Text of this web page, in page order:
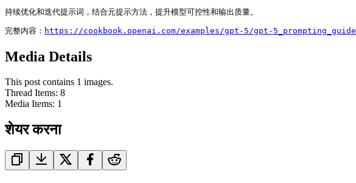
持续优化和迭代提示词，结合元提示方法，提升模型可控性和输出质量。
完整内容： https://cookbook.openai.com/examples/gpt-5/gpt-5_prompting_guide
Media Details
This post contains 1 images.
Thread Items: 8
Media Items: 1
शेयर करना